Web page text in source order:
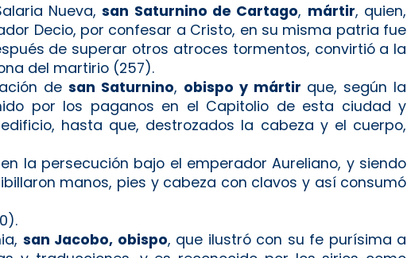
Nueva,san Saturnino de Cartago, mártir, quien,
Decio, por confesar a Cristo, en su misma patria fue
de superar otros atroces tormentos, convirtió a la
del martirio (257).
de san Saturnino, obispo y mártir que, según la
por los paganos en el Capitolio de esta ciudad y
hasta que, destrozados la cabeza y el cuerpo,
la persecución bajo el emperador Aureliano, y siendo
manos, pies y cabeza con clavos y así consumó
san Jacobo, obispo, que ilustró con su fe purísima a